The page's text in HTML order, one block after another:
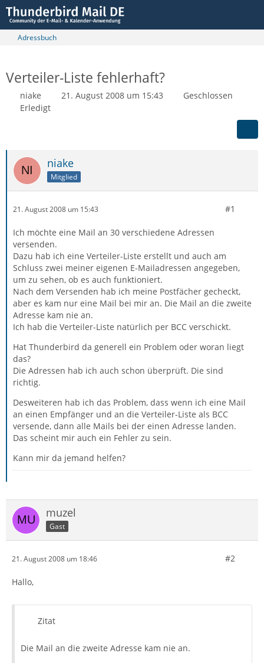
Adressbuch
Verteiler-Liste fehlerhaft?
niake 21. August 2008 um 15:43
Geschlossen
Erledigt
niake
Mitglied
21. August 2008 um 15:43 #1
Ich möchte eine Mail an 30 verschiedene Adressen
versenden.
Dazu hab ich eine Verteiler-Liste erstellt und auch am
Schluss zwei meiner eigenen E-Mailadressen angegeben,
um zu sehen, ob es auch funktioniert.
Nach dem Versenden hab ich meine Postfächer gecheckt,
aber es kam nur eine Mail bei mir an. Die Mail an die zweite
Adresse kam nie an.
Ich hab die Verteiler-Liste natürlich per BCC verschickt.
Hat Thunderbird da generell ein Problem oder woran liegt
das?
Die Adressen hab ich auch schon überprüft. Die sind
richtig.
Desweiteren hab ich das Problem, dass wenn ich eine Mail
an einen Empfänger und an die Verteiler-Liste als BCC
versende, dann alle Mails bei der einen Adresse landen.
Das scheint mir auch ein Fehler zu sein.
Kann mir da jemand helfen?
muzel
Gast
21. August 2008 um 18:46 #2
Hallo,
Zitat
Die Mail an die zweite Adresse kam nie an.